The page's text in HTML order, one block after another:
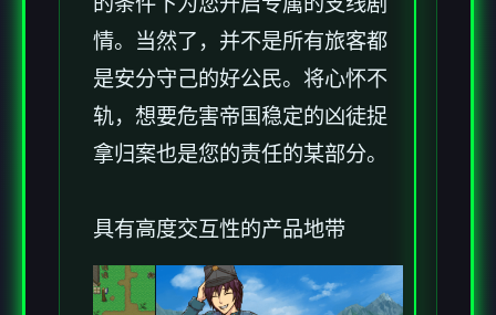
情。当然了，并不是所有旅客都
是安分守己的好公民。将心怀不
轨，想要危害帝国稳定的凶徒捉
拿归案也是您的责任的某部分。
具有高度交互性的产品地带